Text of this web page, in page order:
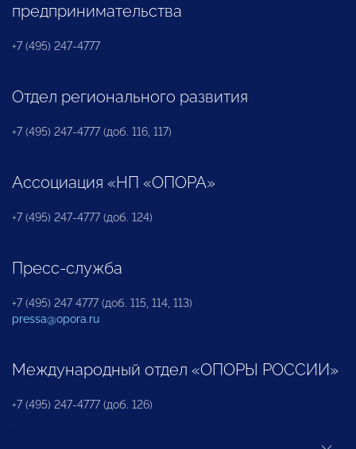
предпринимательства
+7 (495) 247-4777
Отдел регионального развития
+7 (495) 247-4777 (доб. 116, 117)
Ассоциация «НП «ОПОРА»
+7 (495) 247-4777 (доб. 124)
Пресс-служба
+7 (495) 247 4777 (доб. 115, 114, 113)
pressa@opora.ru
Международный отдел «ОПОРЫ РОССИИ»
+7 (495) 247-4777 (доб. 126)